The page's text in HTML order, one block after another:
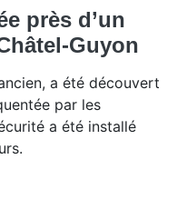
près d’un
Guyon
a été découvert
par les
a été installé